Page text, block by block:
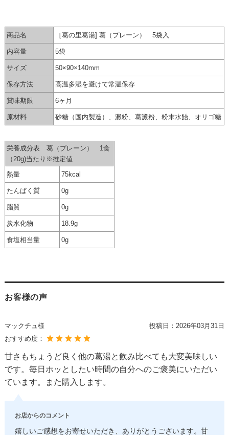
商品名 ［葛の里葛湯] 葛（プレーン） 5袋入
内容量 5袋
サイズ 50×90×140mm
保存方法 高温多湿を避けて常温保存
賞味期限 6ヶ月
原材料 砂糖（国内製造）、澱粉、葛澱粉、粉末水飴、オリゴ糖
栄養成分表 葛（プレーン） 1食
（20g)当たり※推定値
熱量
75kcal
たんぱく質 0g
脂質 0g
炭水化物 18.9g
食塩相当量 0g
お客様の声
マックチュ様 投稿日： 2026年03月31日
おすすめ度：
甘さもちょうど良く他の葛湯と飲み比べても大変美味しい
です。毎日ホッとしたい時間の自分へのご褒美にいただい
ています。また購入します。
お店からのコメント
嬉しいご感想をお寄せいただき、ありがとうございます。甘